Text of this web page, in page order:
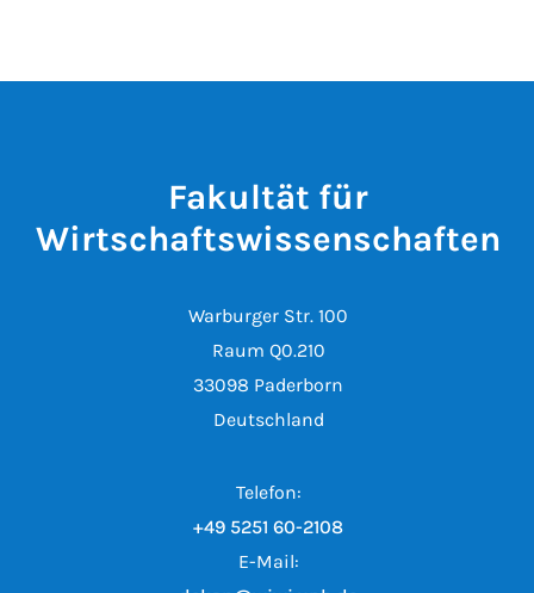
Fakultät für
Wirtschaftswissenschaften
Warburger Str. 100
Raum Q0.210
33098 Paderborn
Deutschland
Telefon:
+49 5251 60-2108
E-Mail: